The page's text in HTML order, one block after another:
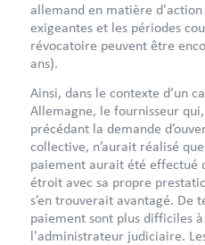
allemand en matière
exigeantes et les périodes
révocatoire peuvent être
ans).
Ainsi, dans le contexte d’un
Allemagne, le fournisseur
précédant la demande
collective, n’aurait réalisé
paiement aurait été effectué
étroit avec sa propre
s’en trouverait avantagé. De
paiement sont plus difficiles
l'administrateur judiciaire.